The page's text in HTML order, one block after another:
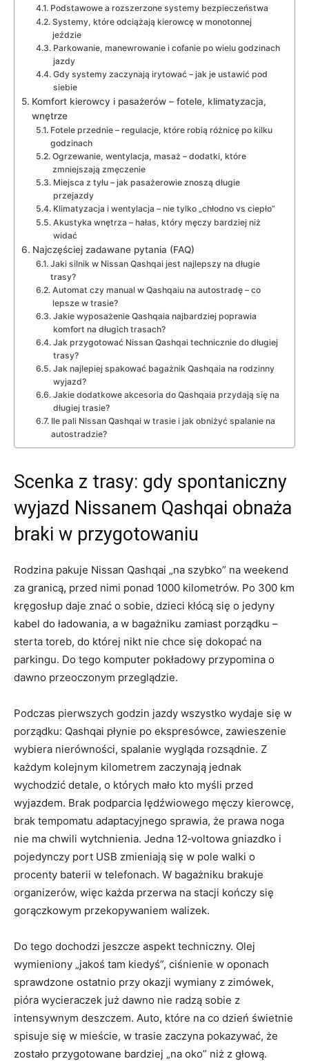
Podstawowe a rozszerzone systemy bezpieczeństwa
Systemy, które odciążają kierowcę w monotonnej
jeździe
Parkowanie, manewrowanie i cofanie po wielu godzinach
jazdy
Gdy systemy zaczynają irytować – jak je ustawić pod
siebie
Komfort kierowcy i pasażerów – fotele, klimatyzacja,
wnętrze
Fotele przednie – regulacje, które robią różnicę po kilku
godzinach
Ogrzewanie, wentylacja, masaż – dodatki, które
zmniejszają zmęczenie
Miejsca z tyłu – jak pasażerowie znoszą długie
przejazdy
Klimatyzacja i wentylacja – nie tylko „chłodno vs ciepło”
Akustyka wnętrza – hałas, który męczy bardziej niż
widać
Najczęściej zadawane pytania (FAQ)
Jaki silnik w Nissan Qashqai jest najlepszy na długie
trasy?
Automat czy manual w Qashqaiu na autostradę – co
lepsze w trasie?
Jakie wyposażenie Qashqaia najbardziej poprawia
komfort na długich trasach?
Jak przygotować Nissan Qashqai technicznie do długiej
trasy?
Jak najlepiej spakować bagażnik Qashqaia na rodzinny
wyjazd?
Jakie dodatkowe akcesoria do Qashqaia przydają się na
długiej trasie?
Ile pali Nissan Qashqai w trasie i jak obniżyć spalanie na
autostradzie?
Scenka z trasy: gdy spontaniczny
wyjazd Nissanem Qashqai obnaża
braki w przygotowaniu
Rodzina pakuje Nissan Qashqai „na szybko” na weekend
za granicą, przed nimi ponad 1000 kilometrów. Po 300 km
kręgosłup daje znać o sobie, dzieci kłócą się o jedyny
kabel do ładowania, a w bagażniku zamiast porządku –
sterta toreb, do której nikt nie chce się dokopać na
parkingu. Do tego komputer pokładowy przypomina o
dawno przeoczonym przeglądzie.
Podczas pierwszych godzin jazdy wszystko wydaje się w
porządku: Qashqai płynie po ekspresówce, zawieszenie
wybiera nierówności, spalanie wygląda rozsądnie. Z
każdym kolejnym kilometrem zaczynają jednak
wychodzić detale, o których mało kto myśli przed
wyjazdem. Brak podparcia lędźwiowego męczy kierowcę,
brak tempomatu adaptacyjnego sprawia, że prawa noga
nie ma chwili wytchnienia. Jedna 12‑voltowa gniazdko i
pojedynczy port USB zmieniają się w pole walki o
procenty baterii w telefonach. W bagażniku brakuje
organizerów, więc każda przerwa na stacji kończy się
gorączkowym przekopywaniem walizek.
Do tego dochodzi jeszcze aspekt techniczny. Olej
wymieniony „jakoś tam kiedyś”, ciśnienie w oponach
sprawdzone ostatnio przy okazji wymiany z zimówek,
pióra wycieraczek już dawno nie radzą sobie z
intensywnym deszczem. Auto, które na co dzień świetnie
spisuje się w mieście, w trasie zaczyna pokazywać, że
zostało przygotowane bardziej „na oko” niż z głową.